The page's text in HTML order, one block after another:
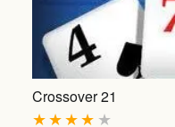
Crossover 21
★
★
★
★
★